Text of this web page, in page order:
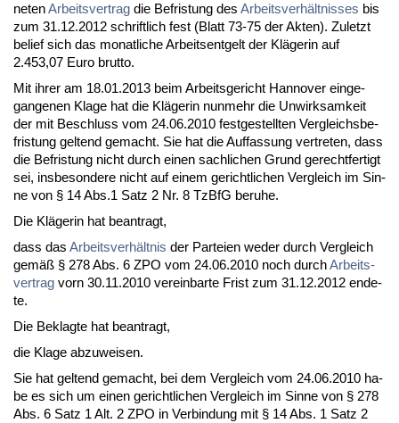
ne­tenAr­beits­ver­trag die Be­fris­tung des Ar­beits­verhält­nis­ses bis
zum 31.12.2012 schrift­lich fest (Blatt 73-75 der Ak­ten). Zu­letzt
be­lief sich das mo­nat­li­che Ar­beits­ent­gelt der Kläge­rin auf
2.453,07 Eu­ro brut­to.
Mit ih­rer am 18.01.2013 beim Ar­beits­ge­richt Han­no­ver ein­ge­
gan­ge­nen Kla­ge hat die Kläge­rin nun­mehr die Un­wirk­sam­keit
der mit Be­schluss vom 24.06.2010 fest­ge­stell­ten Ver­gleichs­be­
fris­tung gel­tend ge­macht. Sie hat die Auf­fas­sung ver­tre­ten, dass
die Be­fris­tung nicht durch ei­nen sach­li­chen Grund ge­recht­fer­tigt
sei, ins­be­son­de­re nicht auf ei­nem ge­richt­li­chen Ver­gleich im Sin­
ne von § 14 Abs.1 Satz 2 Nr. 8 Tz­B­fG be­ru­he.
Die Kläge­rin hat be­an­tragt,
dass das Ar­beits­verhält­nis der Par­tei­en we­der durch Ver­gleich
gemäß § 278 Abs. 6 ZPO vom 24.06.2010 noch durchAr­beits­
ver­trag vorn 30.11.2010 ver­ein­bar­te Frist zum 31.12.2012 en­de­
te.
Die Be­klag­te hat be­an­tragt,
die Kla­ge ab­zu­wei­sen.
Sie hat gel­tend ge­macht, bei dem Ver­gleich vom 24.06.2010 ha­
be es sich um ei­nen ge­richt­li­chen Ver­gleich im Sin­ne von § 278
Abs. 6 Satz 1 Alt. 2 ZPO in Ver­bin­dung mit § 14 Abs. 1 Satz 2